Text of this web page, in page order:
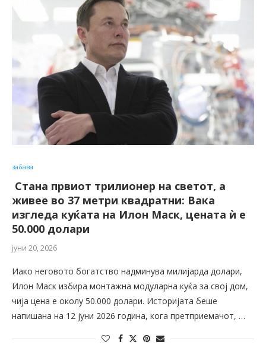
забава
Стана првиот трилионер на светот, а
живее во 37 метри квадратни: Вака
изгледа куќата на Илон Маск, цената ѝ е
50.000 долари
јуни 20, 2026
Иако неговото богатство надминува милијарда долари,
Илон Маск избира монтажна модуларна куќа за свој дом,
чија цена е околу 50.000 долари. Историјата беше
напишана на 12 јуни 2026 година, кога претприемачот, …